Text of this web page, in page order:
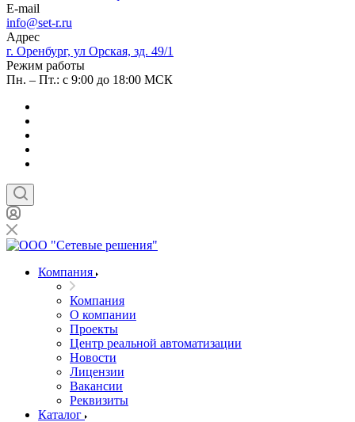
E-mail
info@set-r.ru
Адрес
г. Оренбург, ул Орская, зд. 49/1
Режим работы
Пн. – Пт.: с 9:00 до 18:00 МСК
Компания
Компания
О компании
Проекты
Центр реальной автоматизации
Новости
Лицензии
Вакансии
Реквизиты
Каталог